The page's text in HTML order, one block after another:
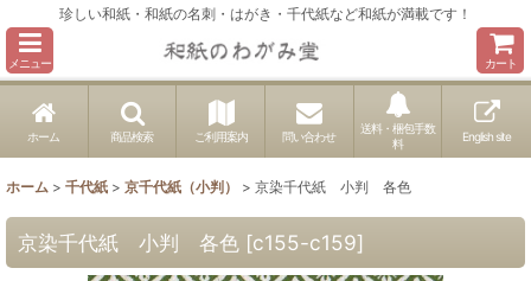
珍しい和紙・和紙の名刺・はがき・千代紙など和紙が満載です！
メニュー カート
ホーム 商品検索 ご利用案内 問い合わせ
送料・梱包手数
料
English site
ホーム > 千代紙 > 京千代紙（小判） > 京染千代紙 小判 各色
京染千代紙 小判 各色 [c155-c159]